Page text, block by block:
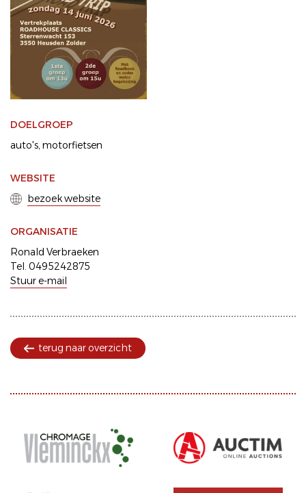
DOELGROEP
auto's motorfietsen
WEBSITE
bezoek website
ORGANISATIE
Ronald Verbraeken
Tel. 0495242875
Stuur e-mail
terug naar overzicht